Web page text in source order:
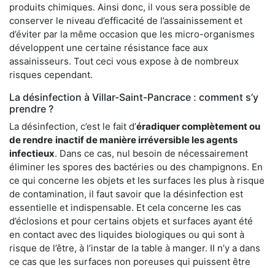
produits chimiques. Ainsi donc, il vous sera possible de
conserver le niveau d’efficacité de l’assainissement et
d’éviter par la même occasion que les micro-organismes
développent une certaine résistance face aux
assainisseurs. Tout ceci vous expose à de nombreux
risques cependant.
La désinfection à Villar-Saint-Pancrace : comment s’y
prendre ?
La désinfection, c’est le fait d’éradiquer complètement ou
de rendre inactif de manière irréversible les agents
infectieux. Dans ce cas, nul besoin de nécessairement
éliminer les spores des bactéries ou des champignons. En
ce qui concerne les objets et les surfaces les plus à risque
de contamination, il faut savoir que la désinfection est
essentielle et indispensable. Et cela concerne les cas
d’éclosions et pour certains objets et surfaces ayant été
en contact avec des liquides biologiques ou qui sont à
risque de l’être, à l’instar de la table à manger. II n’y a dans
ce cas que les surfaces non poreuses qui puissent être